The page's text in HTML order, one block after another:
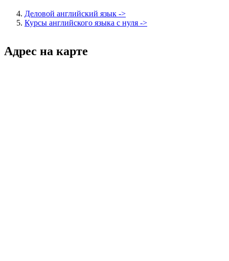
Деловой английский язык ->
Курсы английского языка с нуля ->
Адрес на карте